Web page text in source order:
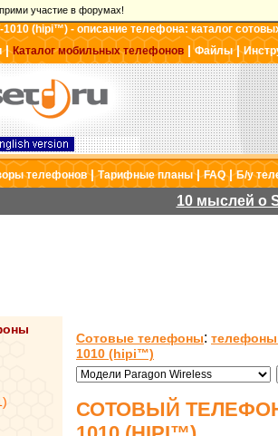
участие в форумах!
1010 (hipi™) - описание телефона: каталог
|Каталог мобильных телефонов |Файлы|
телефонов|Тарифные планы|FAQ|Б/у
10 мыслей о
Сотовые телефоны: телефоны
1010 (hipi™)
СОТОВЫЙ ТЕЛЕФОН